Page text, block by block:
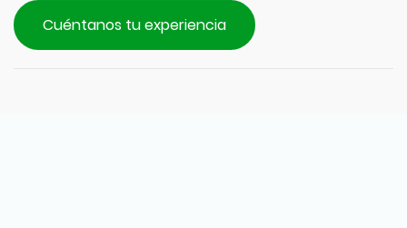
Cuéntanos tu experiencia